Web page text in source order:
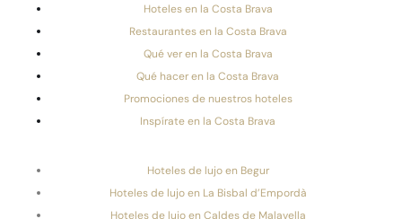
Hoteles en la Costa Brava
Restaurantes en la Costa Brava
Qué ver en la Costa Brava
Qué hacer en la Costa Brava
Promociones de nuestros hoteles
Inspírate en la Costa Brava
Hoteles de lujo en Begur
Hoteles de lujo en La Bisbal d’Empordà
Hoteles de lujo en Caldes de Malavella